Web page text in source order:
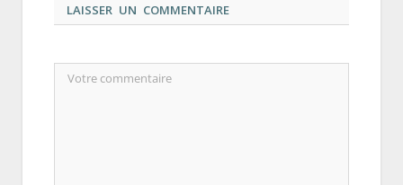
LAISSER UN COMMENTAIRE